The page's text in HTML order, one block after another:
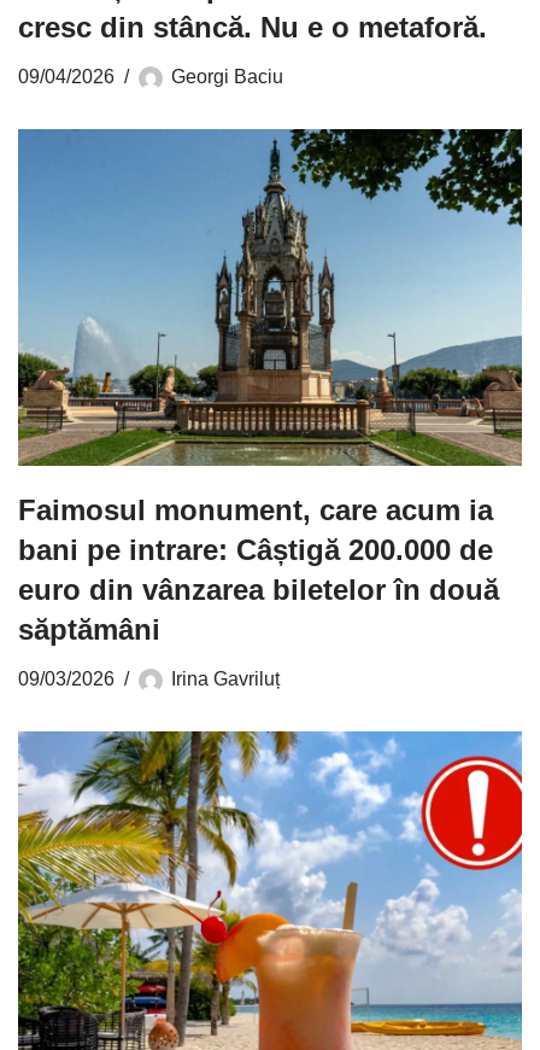
cresc din stâncă. Nu e o metaforă.
09/04/2026 Georgi Baciu
Faimosul monument, care acum ia
bani pe intrare: Câștigă 200.000 de
euro din vânzarea biletelor în două
săptămâni
09/03/2026 Irina Gavriluț